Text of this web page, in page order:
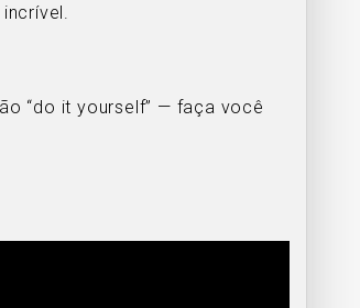
“do it yourself” — faça você